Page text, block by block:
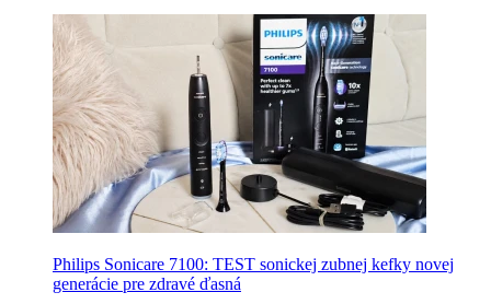
Philips Sonicare 7100: TEST sonickej zubnej kefky novej
generácie pre zdravé ďasná